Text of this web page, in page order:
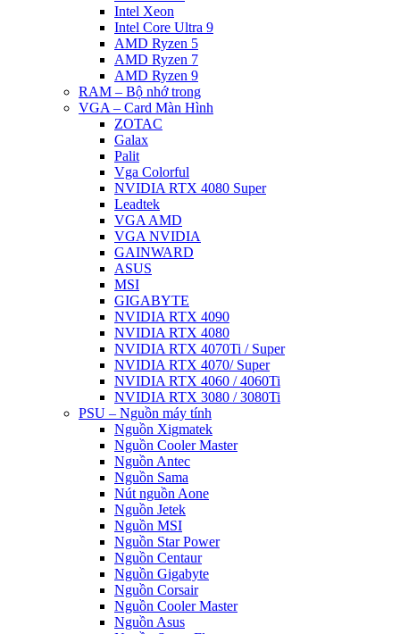
Intel Xeon
Intel Core Ultra 9
AMD Ryzen 5
AMD Ryzen 7
AMD Ryzen 9
RAM – Bộ nhớ trong
VGA – Card Màn Hình
ZOTAC
Galax
Palit
Vga Colorful
NVIDIA RTX 4080 Super
Leadtek
VGA AMD
VGA NVIDIA
GAINWARD
ASUS
MSI
GIGABYTE
NVIDIA RTX 4090
NVIDIA RTX 4080
NVIDIA RTX 4070Ti / Super
NVIDIA RTX 4070/ Super
NVIDIA RTX 4060 / 4060Ti
NVIDIA RTX 3080 / 3080Ti
PSU – Nguồn máy tính
Nguồn Xigmatek
Nguồn Cooler Master
Nguồn Antec
Nguồn Sama
Nút nguồn Aone
Nguồn Jetek
Nguồn MSI
Nguồn Star Power
Nguồn Centaur
Nguồn Gigabyte
Nguồn Corsair
Nguồn Cooler Master
Nguồn Asus